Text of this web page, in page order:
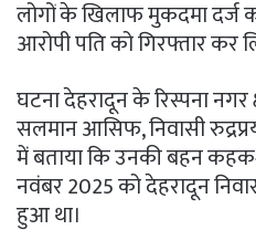
लोगों के खिलाफ मुकदमा दर्ज
आरोपी पति को गिरफ्तार कर
घटना देहरादून के रिस्पना नगर
सलमान आसिफ, निवासी
में बताया कि उनकी बहन
नवंबर 2025 को देहरादून
हुआ था।